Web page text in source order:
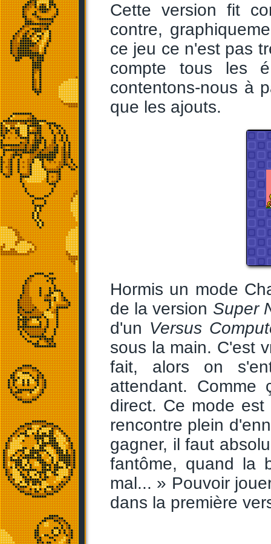
Cette version fit
contre,
ce jeu ce n'est pas
compte tous les
contentons-nous à
que les ajouts.
Hormis un mode
de la version Super
d'un Versus
sous la main. C'est
fait, alors on
attendant.
direct. Ce mode
rencontre plein
gagner, il faut
fantôme, quand la
mal... » Pouvoir
dans la première